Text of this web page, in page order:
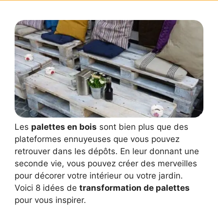
Les palettes en bois sont bien plus que des
plateformes ennuyeuses que vous pouvez
retrouver dans les dépôts. En leur donnant une
seconde vie, vous pouvez créer des merveilles
pour décorer votre intérieur ou votre jardin.
Voici 8 idées de transformation de palettes
pour vous inspirer.